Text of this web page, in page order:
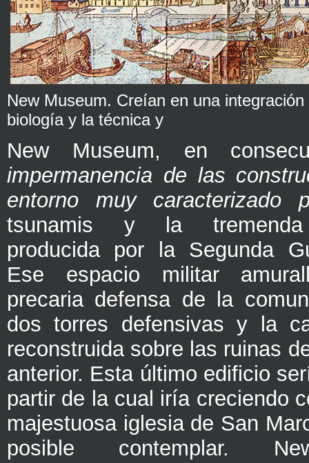
New Museum. Creían en una
biología y la técnica y
New Museum, en
impermanencia de las
entorno muy caracterizado
tsunamis y la tremenda
producida por la Segunda
Ese espacio militar
precaria defensa de la
dos torres defensivas y la
reconstruida sobre las ruinas
anterior. Esta último edificio
partir de la cual iría creciendo
majestuosa iglesia de San
posible contemplar.